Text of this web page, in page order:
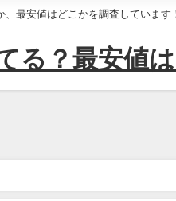
最安値はどこかを調査しています
る？最安値